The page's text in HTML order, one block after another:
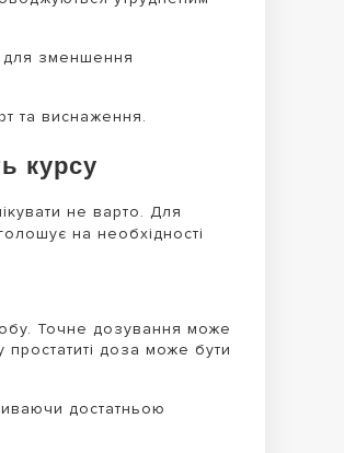
для зменшення
та виснаження.
курсу
не варто. Для
на необхідності
Точне дозування може
доза може бути
достатньою